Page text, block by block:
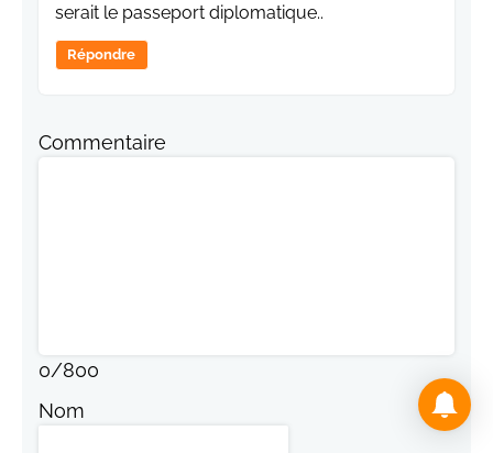
serait le passeport diplomatique..
Répondre
Commentaire
0/800
Nom